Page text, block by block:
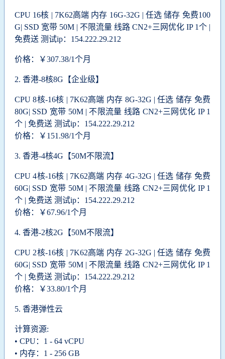
CPU 16核 | 7K62高端 内存 16G-32G | 任选 储存 免费100
G| SSD 宽带 50M | 不限流量 线路 CN2+三网优化 IP 1个 |
免费送 测试ip：154.222.29.212
价格： ￥307.38/1个月
2. 香港-8核8G【企业级】
CPU 8核-16核 | 7K62高端 内存 8G-32G | 任选 储存 免费
80G| SSD 宽带 50M | 不限流量 线路 CN2+三网优化 IP 1
个 | 免费送 测试ip：154.222.29.212
价格：￥151.98/1个月
3. 香港-4核4G【50M不限流】
CPU 4核-16核 | 7K62高端 内存 4G-32G | 任选 储存 免费
60G| SSD 宽带 50M | 不限流量 线路 CN2+三网优化 IP 1
个 | 免费送 测试ip：154.222.29.212
价格：￥67.96/1个月
4. 香港-2核2G【50M不限流】
CPU 2核-16核 | 7K62高端 内存 2G-32G | 任选 储存 免费
60G| SSD 宽带 50M | 不限流量 线路 CN2+三网优化 IP 1
个 | 免费送 测试ip：154.222.29.212
价格：￥33.80/1个月
5. 香港弹性云
计算资源:
• CPU：1 - 64 vCPU
• 内存：1 - 256 GB